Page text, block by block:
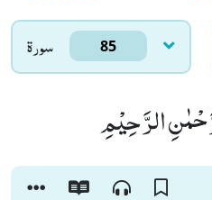
سورۃ 85
الرَّحِیْمِ